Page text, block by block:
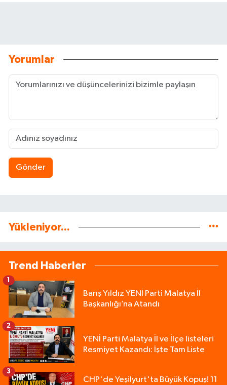
Yorumlar
Gönder
Yükleniyor...
Trend Haberler
Barış Yıldız YENİ Parti Malatya İl
Başkanlığı’na Atandı
1
YENİ Parti Malatya İl ve İlçe listeleri
Resmiyet Kazandı: İşte Tam Liste
2
CHP'de Yeşilyurt'ta Büyük Kopuş! 11
3